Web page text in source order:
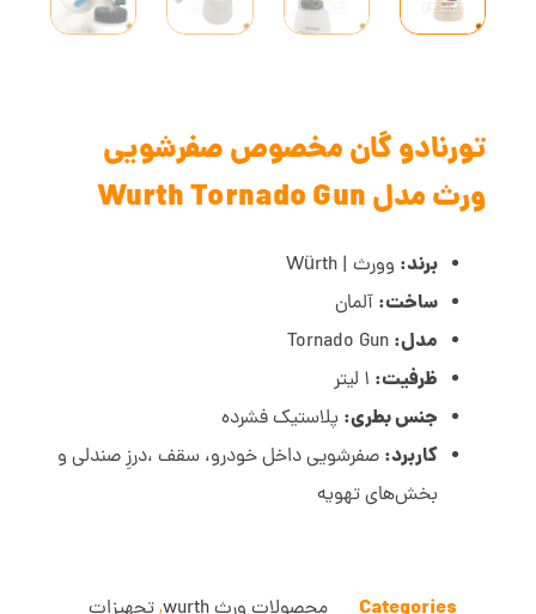
تورنادو گان مخصوص صفرشویی
ورث مدل Wurth Tornado Gun
برند: وورث | Würth
ساخت: آلمان
مدل:
ظرفیت:
جنس بطری: پلاستیک فشرده
کاربرد: صفرشویی داخل خودرو، سقف ،درزِ صندلی و
بخش‌های تهویه